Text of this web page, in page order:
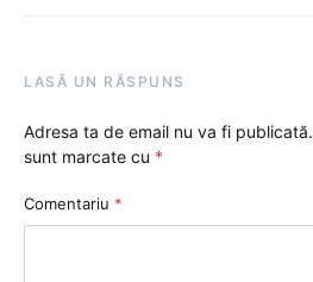
LASĂ UN RĂSPUNS
Adresa ta de email nu va fi publicată.
sunt marcate cu *
Comentariu *